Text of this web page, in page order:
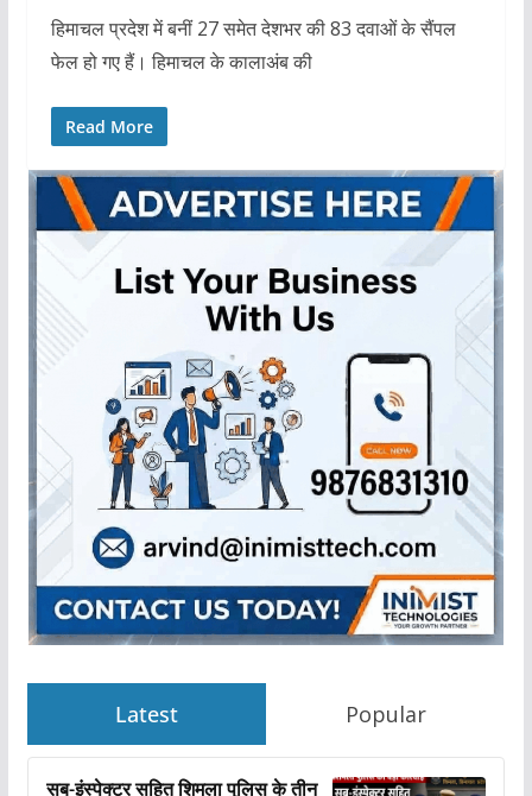
हिमाचल प्रदेश में बनीं 27 समेत देशभर की 83 दवाओं के सैंपल
फेल हो गए हैं। हिमाचल के कालाअंब की
Read More
Latest Popular
सब-इंस्पेक्टर सहित शिमला पुलिस के तीन